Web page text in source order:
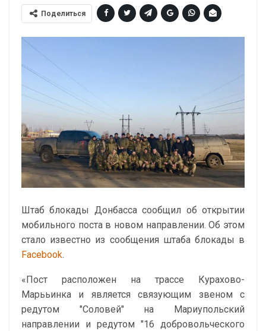
Поделиться
Штаб блокады Донбасса сообщил об открытии
мобильного поста в новом направлении. Об этом
стало известно из сообщения штаба блокады в
Facebook.
«Пост расположен на трассе Курахово-
Марььинка и является связующим звеном с
редутом "Соловей" на Мариупольский
направлении и редутом "16 добровольческого